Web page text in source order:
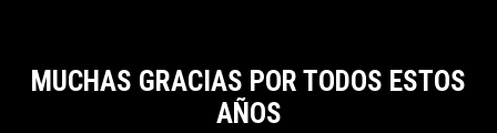
MUCHAS GRACIAS POR TODOS ESTOS
AÑOS